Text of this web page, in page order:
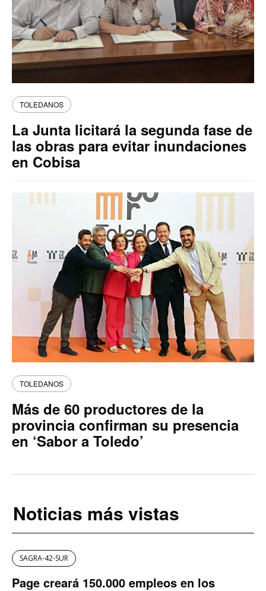
TOLEDANOS
La Junta licitará la segunda fase de
las obras para evitar inundaciones
en Cobisa
TOLEDANOS
Más de 60 productores de la
provincia confirman su presencia
en ‘Sabor a Toledo’
Noticias más vistas
SAGRA-42-SUR
Page creará 150.000 empleos en los